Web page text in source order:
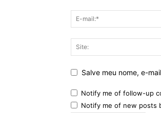
Salve meu nome, e-
Notify me of follow-up
Notify me of new posts